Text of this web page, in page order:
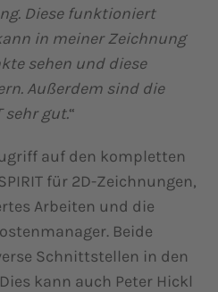
Diese funktioniert
in meiner Zeichnung
sehen und diese
Außerdem sind die
sehr gut.“
auf den kompletten
für 2D-Zeichnungen,
Arbeiten und die
Beide
Schnittstellen in den
kann auch Peter Hickl